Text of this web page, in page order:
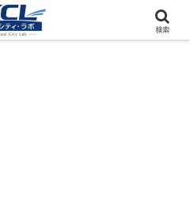
（累計アクセス数4000万PV）
検索